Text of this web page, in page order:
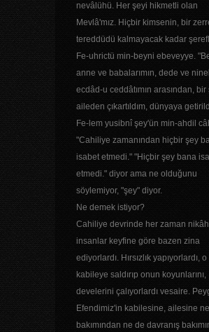
nevâlühü. Her şeyi hikmetli olan
Mevlâ'mız. Hiçbir kimsenin, bir
tereddüdü kalmayacak kadar
Fe-uhrictü min-beyni ebeveyye.
anne ve babalarımın, dede ve
ecdâd-u ceddâtımın arasından, bir
aileden çıkartıldım, dünyaya
Fe-lem yusibnî şey'ün min-ahdil
"Cahiliye zamanından hiçbir şey
isabet etmedi." "Hiçbir şey bana
etmedi." diyor ama ne olduğunu
söylemiyor, "şey" diyor.
Ne demek istiyor?
Cahiliye devrinde her zaman
insanlar keyfine göre bazen zina
ediyorlardı. Hırsızlık yapıyorlardı, o
kabileye saldırıp onun koyunlarını,
develerini çalıyorlardı vesaire.
Efendimiz'in kabilesine, ailesine
bakımından ne de davranış